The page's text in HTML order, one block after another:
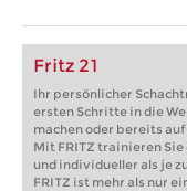
Fritz 21
Ihr persönlicher
ersten Schritte in die
machen oder bereits
Mit FRITZ trainieren
und individueller als je
FRITZ ist mehr als nur